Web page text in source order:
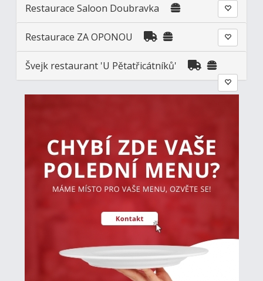
Restaurace Saloon Doubravka
Restaurace ZA OPONOU
Švejk restaurant 'U Pětatřicátníků'